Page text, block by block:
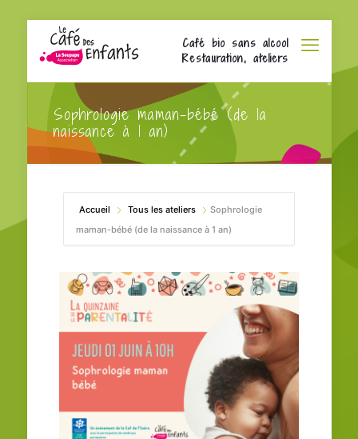
Café bio sans alcool
Restauration, ateliers
Sophrologie maman-bébé (de la
naissance à 1 an)
Accueil Tous les ateliers
Sophrologie
maman-bébé (de la naissance à 1 an)